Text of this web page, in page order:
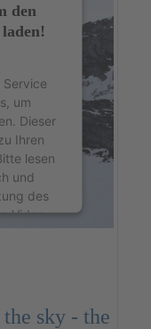
den
um
Dieser
Ihren
lesen
und
des
Video
sky - the